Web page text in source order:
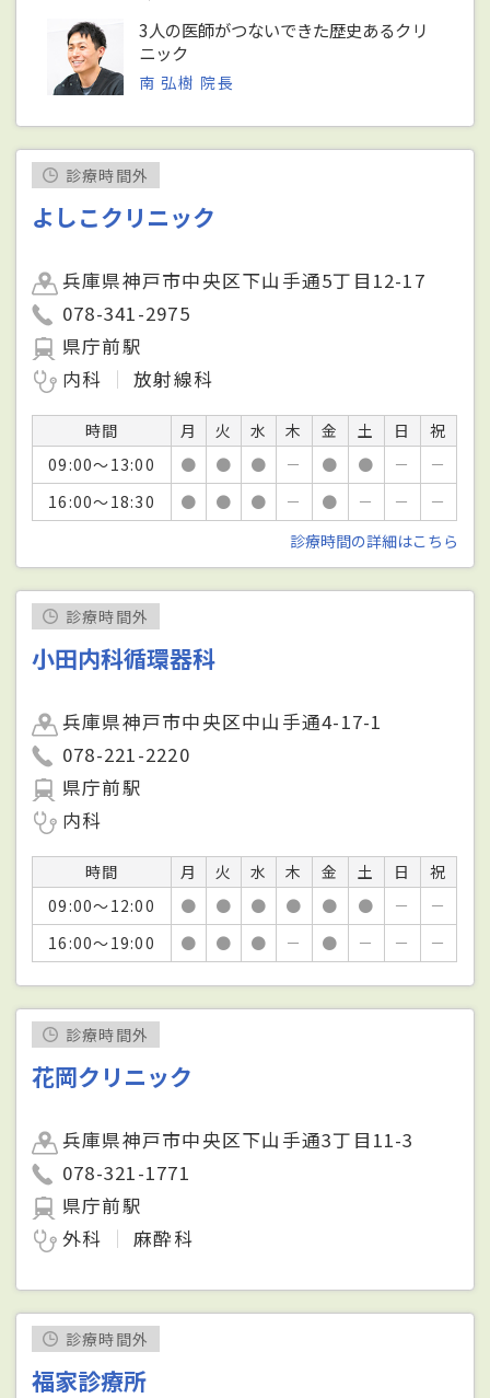
3人の医師がつないできた歴史あるクリ
ニック
南 弘樹 院長
診療時間外
よしこクリニック
兵庫県神戸市中央区下山手通5丁目12-17
078-341-2975
県庁前駅
内科
放射線科
時間 月 火 水 木 金 土 日
祝
09:00～13:00
● ● ● － ● ● －
－
16:00～18:30
● ● ● － ● － －
－
診療時間の詳細はこちら
診療時間外
小田内科循環器科
兵庫県神戸市中央区中山手通4-17-1
078-221-2220
県庁前駅
内科
時間 月 火 水 木 金 土 日
祝
09:00～12:00
● ● ● ● ● ● －
－
16:00～19:00
● ● ● － ● － － －
診療時間外
花岡クリニック
兵庫県神戸市中央区下山手通3丁目11-3
078-321-1771
県庁前駅
外科
麻酔科
診療時間外
福家診療所